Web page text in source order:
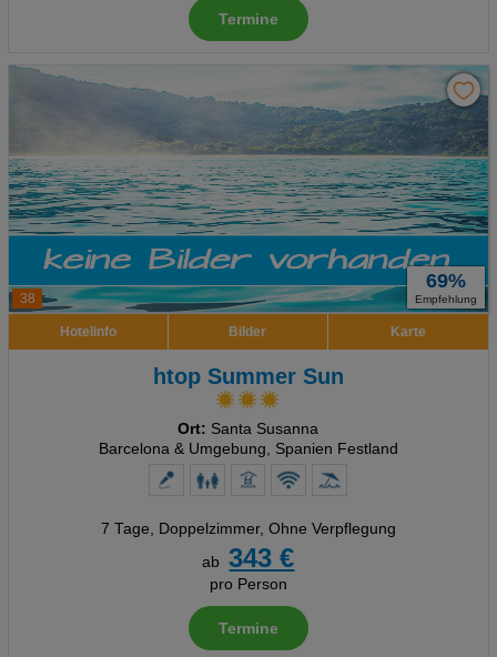
Termine
38
69%
Empfehlung
Hotelinfo Bilder Karte
htop Summer Sun
Ort: Santa Susanna
Barcelona & Umgebung, Spanien Festland
7 Tage, Doppelzimmer, Ohne Verpflegung
ab
343 €
pro Person
Termine